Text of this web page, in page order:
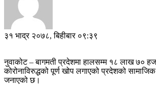
३१ भाद्र २०७८, बिहीबार ०९:३९
नुवाकोट – बागमती प्रदेशमा हालसम्म १८ लाख ७०
कोरोनाविरुद्धको पूर्ण खोप लगाएको प्रदेशको
जनाएको छ।